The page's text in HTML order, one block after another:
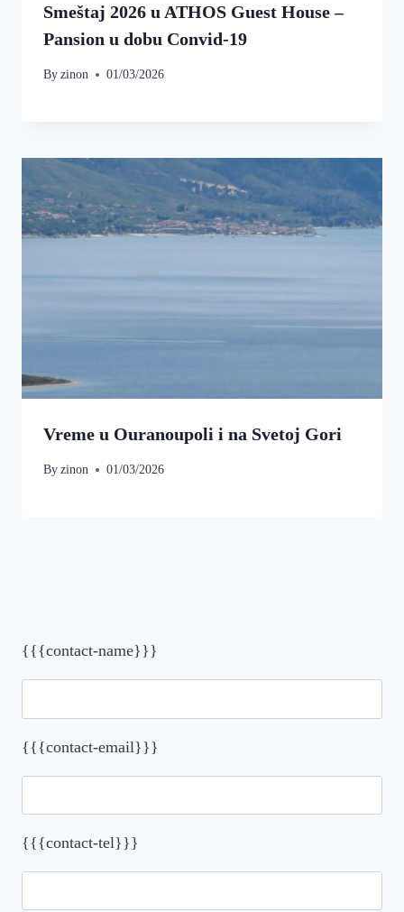
Smeštaj 2026 u ATHOS Guest House –
Pansion u dobu Convid-19
Byzinon 01/03/2026
Vreme u Ouranoupoli i na Svetoj Gori
Byzinon 01/03/2026
{{{contact-name}}}
{{{contact-email}}}
{{{contact-tel}}}